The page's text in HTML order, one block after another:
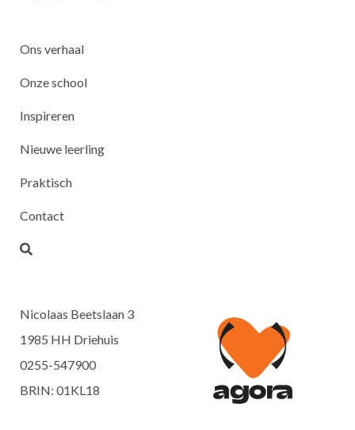
Ons verhaal
Onze school
Inspireren
Nieuwe leerling
Praktisch
Contact
Nicolaas Beetslaan 3
1985 HH Driehuis
0255-547900
BRIN: 01KL18